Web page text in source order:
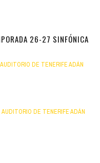
26-27 SINFÓNICA
AUDITORIO DE TENERIFE ADÁN
AUDITORIO DE TENERIFE ADÁN